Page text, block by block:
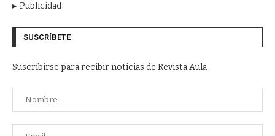
Publicidad
SUSCRÍBETE
Suscribirse para recibir noticias de Revista Aula